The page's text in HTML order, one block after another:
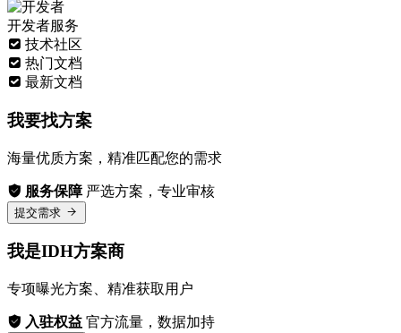
开发者服务
技术社区
热门文档
最新文档
我要找方案
海量优质方案，精准匹配您的需求
服务保障严选方案，专业审核
提交需求
我是IDH方案商
专项曝光方案、精准获取用户
入驻权益 官方流量，数据加持